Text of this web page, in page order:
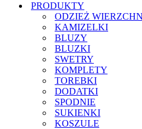
PRODUKTY
ODZIEŻ
KAMIZELKI
BLUZY
BLUZKI
SWETRY
KOMPLETY
TOREBKI
DODATKI
SPODNIE
SUKIENKI
KOSZULE